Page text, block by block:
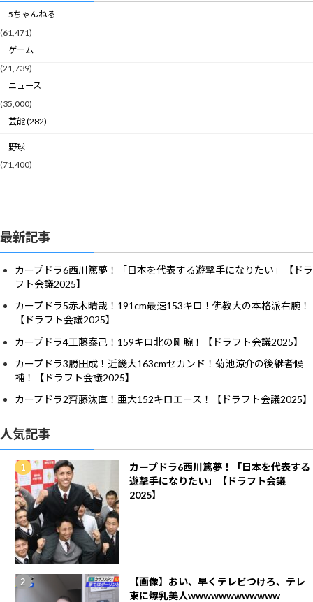
5ちゃんねる
(61,471)
ゲーム
(21,739)
ニュース
(35,000)
芸能 (282)
野球
(71,400)
最新記事
カープドラ6西川篤夢！「日本を代表する遊撃手になりたい」【ドラ
フト会議2025】
カープドラ5赤木晴哉！191cm最速153キロ！佛教大の本格派右腕！
【ドラフト会議2025】
カープドラ4工藤泰己！159キロ北の剛腕！【ドラフト会議2025】
カープドラ3勝田成！近畿大163cmセカンド！菊池涼介の後継者候
補！【ドラフト会議2025】
カープドラ2齊藤汰直！亜大152キロエース！【ドラフト会議2025】
人気記事
カープドラ6西川篤夢！「日本を代表する
遊撃手になりたい」【ドラフト会議
2025】
【画像】おい、早くテレビつけろ、テレ
東に爆乳美人wwwwwwwwwwww